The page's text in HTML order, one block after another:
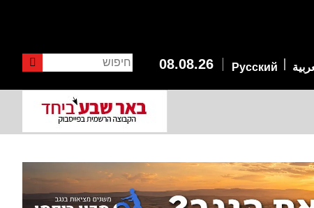
08.08.26 חיפוש
Русский